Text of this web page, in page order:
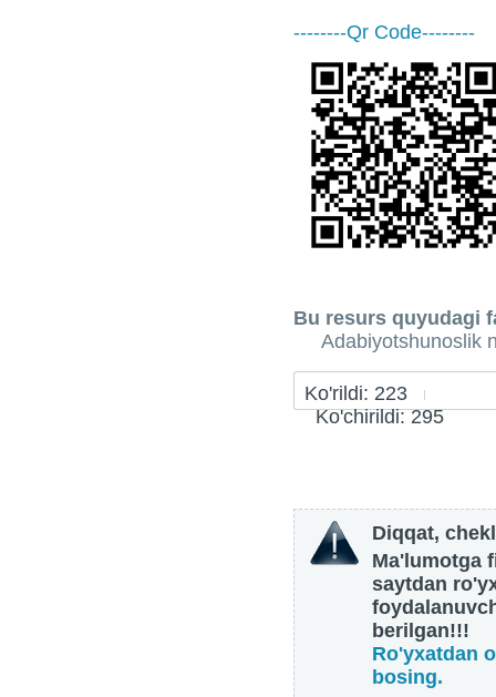
--------Qr Code--------
Bu resurs quyudagi
Adabiyotshunoslik
Ko'rildi: 223
Ko'chirildi: 295
Diqqat,
Ma'lumotga
saytdan
berilgan!!!
Ro'yxatdan
bosing.